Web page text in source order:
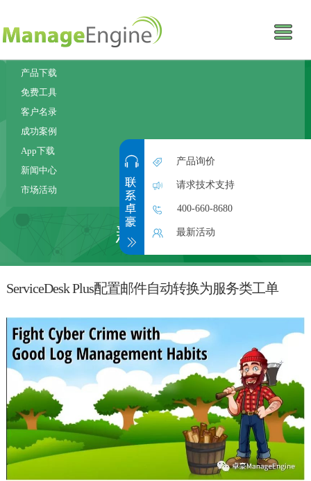
产品下载
免费工具
客户名录
成功案例
App下载
新闻中心
市场活动
新闻中心
ServiceDesk Plus配置邮件自动转换为服务类工单
产品询价
请求技术支持
400-660-8680
最新活动